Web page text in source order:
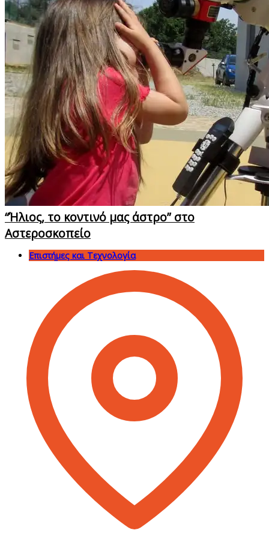
“Ήλιος, το κοντινό μας άστρο” στο
Αστεροσκοπείο
Επιστήμες και Τεχνολογία